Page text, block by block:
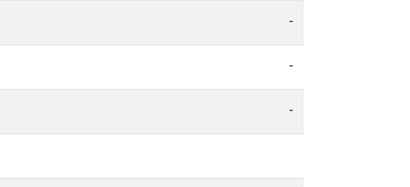
-
-
-